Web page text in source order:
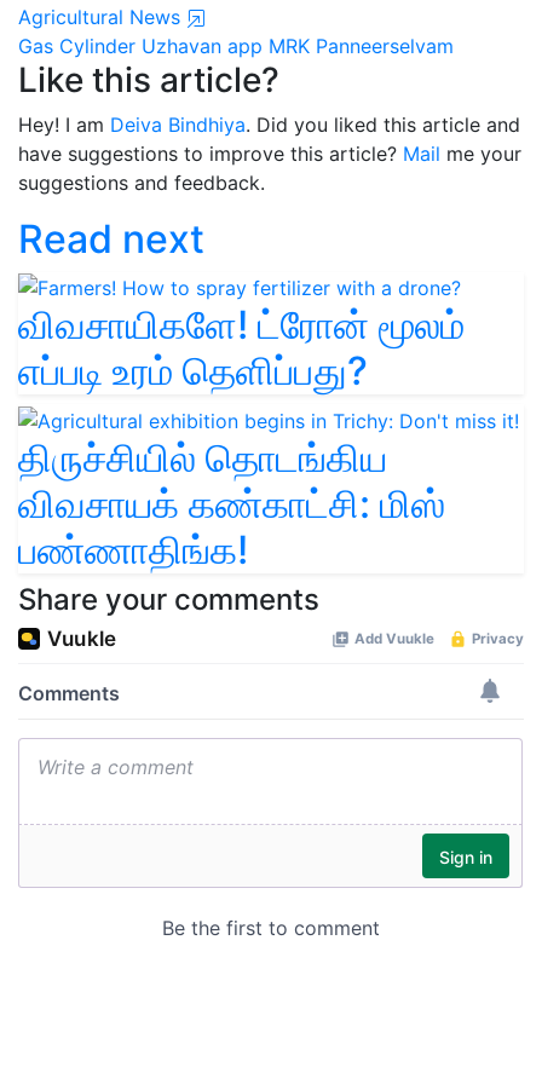
Agricultural News
Gas Cylinder Uzhavan app MRK Panneerselvam
Like this article?
Hey! I am Deiva Bindhiya. Did you liked this article and
have suggestions to improve this article? Mail me your
suggestions and feedback.
Read next
விவசாயிகளே! ட்ரோன் மூலம்
எப்படி உரம் தெளிப்பது?
திருச்சியில் தொடங்கிய
விவசாயக் கண்காட்சி: மிஸ்
பண்ணாதிங்க!
Share your comments